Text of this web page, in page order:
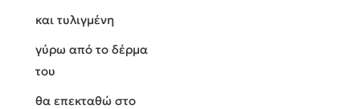
και τυλιγμένη
γύρω από το δέρμα
του
θα επεκταθώ στο